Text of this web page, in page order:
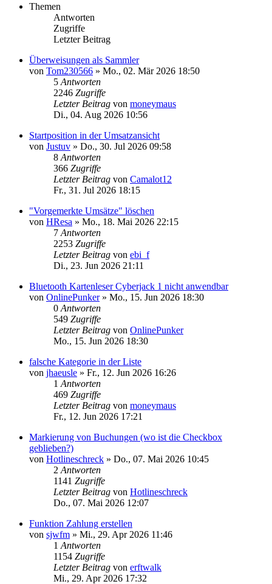
Themen
Antworten
Zugriffe
Letzter Beitrag
Überweisungen als Sammler
von Tom230566 » Mo., 02. Mär 2026 18:50
5 Antworten
2246 Zugriffe
Letzter Beitrag von moneymaus
Di., 04. Aug 2026 10:56
Startposition in der Umsatzansicht
von Justuv » Do., 30. Jul 2026 09:58
8 Antworten
366 Zugriffe
Letzter Beitrag von Camalot12
Fr., 31. Jul 2026 18:15
"Vorgemerkte Umsätze" löschen
von HResa » Mo., 18. Mai 2026 22:15
7 Antworten
2253 Zugriffe
Letzter Beitrag von ebi_f
Di., 23. Jun 2026 21:11
Bluetooth Kartenleser Cyberjack 1 nicht anwendbar
von OnlinePunker» Mo., 15. Jun 2026 18:30
0 Antworten
549 Zugriffe
Letzter Beitrag von OnlinePunker
Mo., 15. Jun 2026 18:30
falsche Kategorie in der Liste
von jhaeusle » Fr., 12. Jun 2026 16:26
1 Antworten
469 Zugriffe
Letzter Beitrag von moneymaus
Fr., 12. Jun 2026 17:21
Markierung von Buchungen (wo ist die Checkbox
geblieben?)
von Hotlineschreck » Do., 07. Mai 2026 10:45
2 Antworten
1141 Zugriffe
Letzter Beitrag von Hotlineschreck
Do., 07. Mai 2026 12:07
Funktion Zahlung erstellen
von sjwfm » Mi., 29. Apr 2026 11:46
1 Antworten
1154 Zugriffe
Letzter Beitrag von erftwalk
Mi., 29. Apr 2026 17:32